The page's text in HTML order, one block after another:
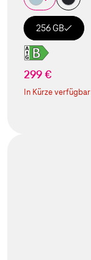
256 GB
299 €
In Kürze verfügbar